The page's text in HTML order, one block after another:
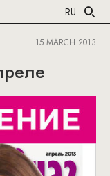
RU
15 MARCH 2013